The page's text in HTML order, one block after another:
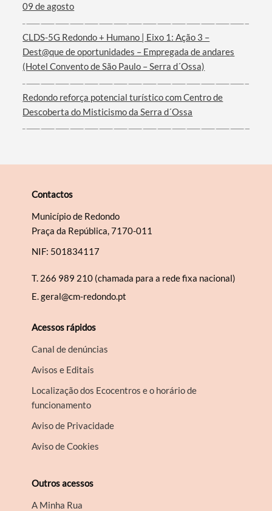
09 de agosto
CLDS-5G Redondo + Humano | Eixo 1: Ação 3 –
Dest@que de oportunidades – Empregada de andares
(Hotel Convento de São Paulo – Serra d´Ossa)
Redondo reforça potencial turístico com Centro de
Descoberta do Misticismo da Serra d´Ossa
Contactos
Município de Redondo
Praça da República, 7170-011
NIF: 501834117
T. 266 989 210 (chamada para a rede fixa nacional)
E.geral@cm-redondo.pt
Acessos rápidos
Canal de denúncias
Avisos e Editais
Localização dos Ecocentros e o horário de
funcionamento
Aviso de Privacidade
Aviso de Cookies
Outros acessos
A Minha Rua